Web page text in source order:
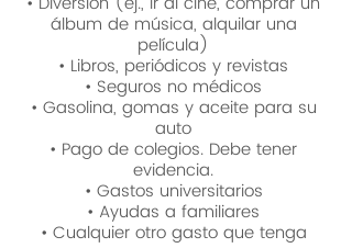
álbum de música, alquilar una
película)
• Libros, periódicos y revistas
• Seguros no médicos
• Gasolina, gomas y aceite para su
auto
• Pago de colegios. Debe tener
evidencia.
• Gastos universitarios
• Ayudas a familiares
• Cualquier otro gasto que tenga